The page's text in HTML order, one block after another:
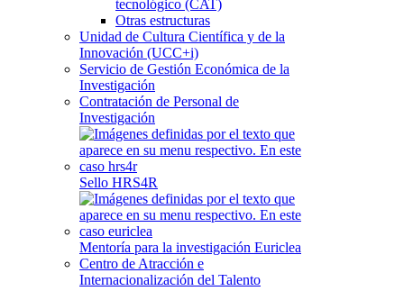
tecnológico (CAT)
Otras estructuras
Unidad de Cultura Científica y de la
Innovación (UCC+i)
Servicio de Gestión Económica de la
Investigación
Contratación de Personal de
Investigación
Sello HRS4R
Mentoría para la investigación Euriclea
Centro de Atracción e
Internacionalización del Talento